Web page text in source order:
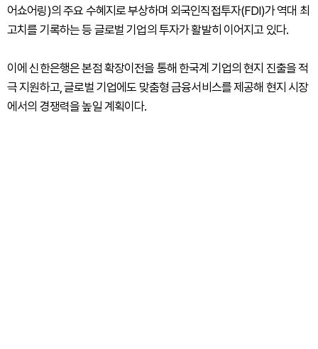
어쇼어링)의 주요 수혜지로 부상하며 외국인직접투자(FDI)가 역대 최
고치를 기록하는 등 글로벌 기업의 투자가 활발히 이어지고 있다.
이에 신한은행은 본점 확장이전을 통해 한국계 기업의 현지 진출을 적
극 지원하고, 글로벌 기업에도 맞춤형 금융서비스를 제공해 현지 시장
에서의 경쟁력을 높일 계획이다.